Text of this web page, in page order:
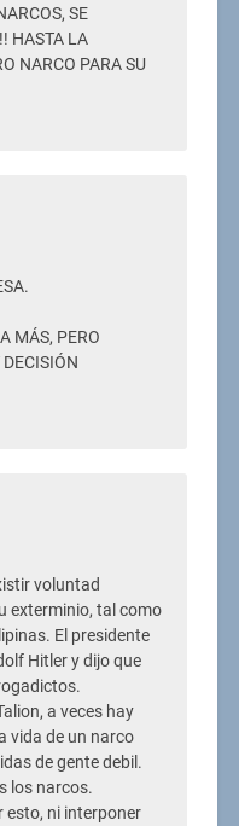
SE
HASTA LA
NARCO PARA SU
MÁS, PERO
voluntad
exterminio, tal como
El presidente
Hitler y dijo que
a veces hay
vida de un narco
de gente debil.
los narcos.
esto, ni interponer